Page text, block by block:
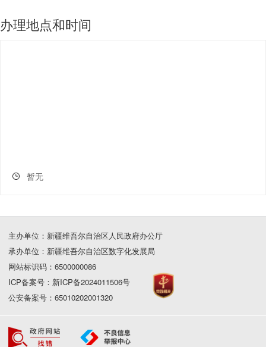
办理地点和时间
暂无
主办单位：新疆维吾尔自治区人民政府办公厅
承办单位：新疆维吾尔自治区数字化发展局
网站标识码：6500000086
ICP备案号：新ICP备2024011506号
公安备案号：65010202001320